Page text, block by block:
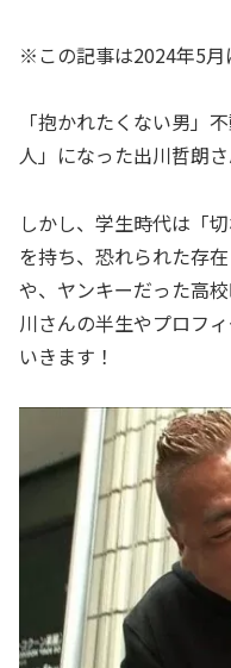
※この記事は2024年5月
「抱かれたくない男」
人」になった出川哲朗さ
しかし、学生時代は「
を持ち、恐れられた存
や、ヤンキーだった高
川さんの半生やプロフ
いきます！